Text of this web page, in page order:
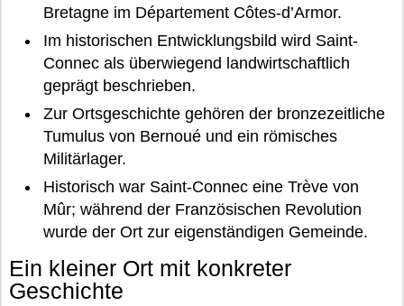
Bretagne im Département Côtes-d’Armor.
Im historischen Entwicklungsbild wird Saint-
Connec als überwiegend landwirtschaftlich
geprägt beschrieben.
Zur Ortsgeschichte gehören der bronzezeitliche
Tumulus von Bernoué und ein römisches
Militärlager.
Historisch war Saint-Connec eine Trève von
Mûr; während der Französischen Revolution
wurde der Ort zur eigenständigen Gemeinde.
Ein kleiner Ort mit konkreter
Geschichte